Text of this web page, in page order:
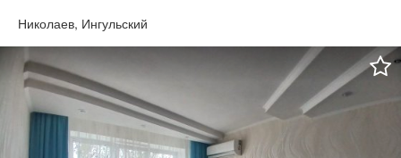
09******99,06******62
Николаев, Ингульский